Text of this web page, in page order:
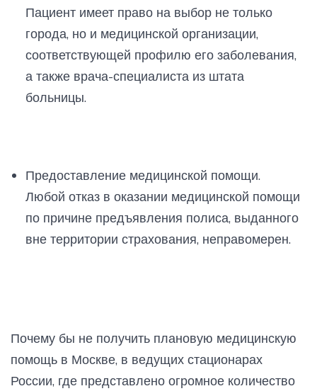
Пациент имеет право на выбор не только
города, но и медицинской организации,
соответствующей профилю его заболевания,
а также врача-специалиста из штата
больницы.
Предоставление медицинской помощи.
Любой отказ в оказании медицинской помощи
по причине предъявления полиса, выданного
вне территории страхования, неправомерен.
Почему бы не получить плановую медицинскую
помощь в Москве, в ведущих стационарах
России, где представлено огромное количество